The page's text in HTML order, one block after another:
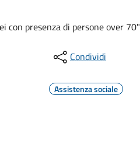
con presenza di persone over 70"
Condividi
Assistenza sociale